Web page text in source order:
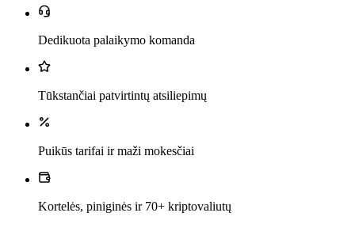
Dedikuota palaikymo komanda
Tūkstančiai patvirtintų atsiliepimų
Puikūs tarifai ir maži mokesčiai
Kortelės, piniginės ir 70+ kriptovaliutų